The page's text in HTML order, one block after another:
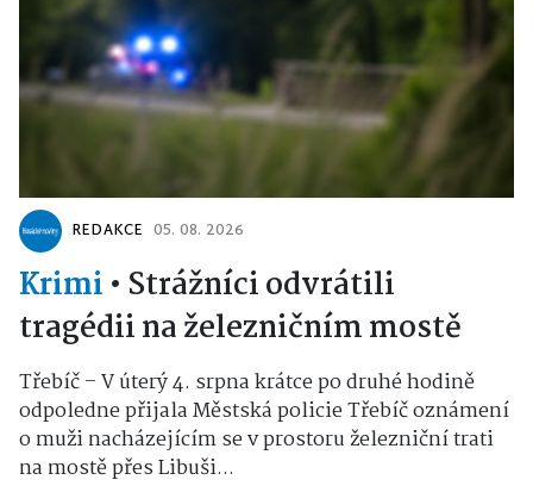
REDAKCE 05. 08. 2026
Krimi • Strážníci odvrátili
tragédii na železničním mostě
Třebíč – V úterý 4. srpna krátce po druhé hodině
odpoledne přijala Městská policie Třebíč oznámení
o muži nacházejícím se v prostoru železniční trati
na mostě přes Libuši...